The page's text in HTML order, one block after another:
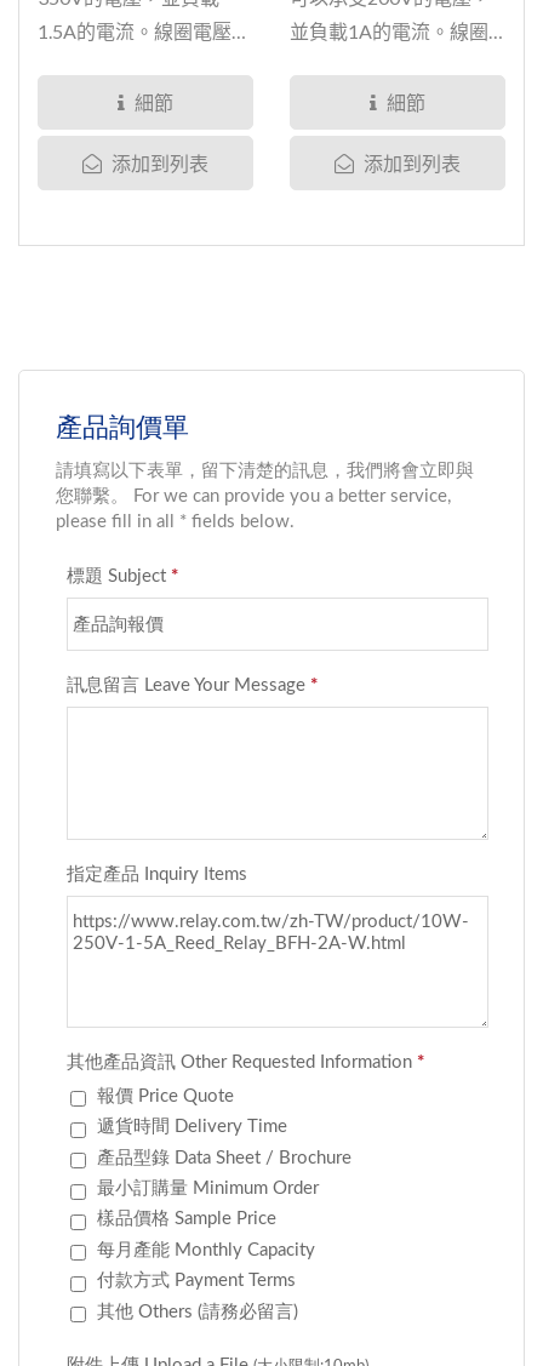
1.5A的電流。線圈電壓分
擇。拓緯另設計於磁簧繼
電器的開關接點上噴灑
釕、銠、銥、鉑和鎢等金
透過成熟封裝技術完全密
緣阻抗10^12歐姆，加上
無漏流及低且穩定阻值的
電性，BFH...
細節
添加到列表
並負載1A的電流。線圈
12VDC的選擇。拓緯另
設計於磁簧繼電器的開關
接點上噴灑釕、銠、銥、
磁簧繼電器透過成熟封裝
歐姆，加上無漏流及低且
穩定阻值的電性，BFH...
細節
添加到列表